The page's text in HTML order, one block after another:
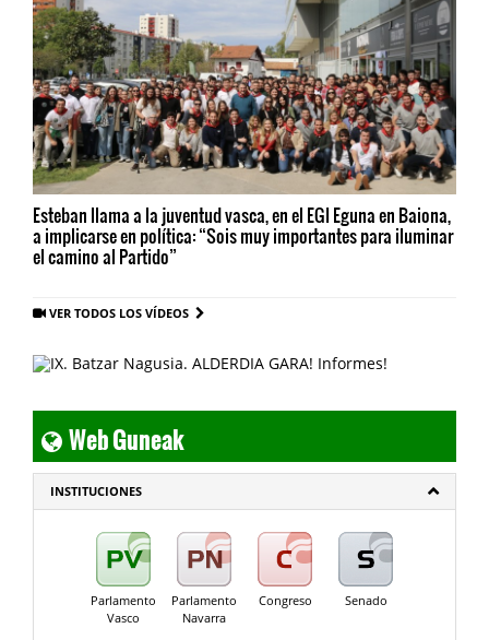
Esteban llama a la juventud vasca, en el EGI Eguna en Baiona,
a implicarse en política: “Sois muy importantes para iluminar
el camino al Partido”
VER TODOS LOS VÍDEOS
Web Guneak
INSTITUCIONES
Parlamento
Vasco
Parlamento
Navarra
Congreso Senado